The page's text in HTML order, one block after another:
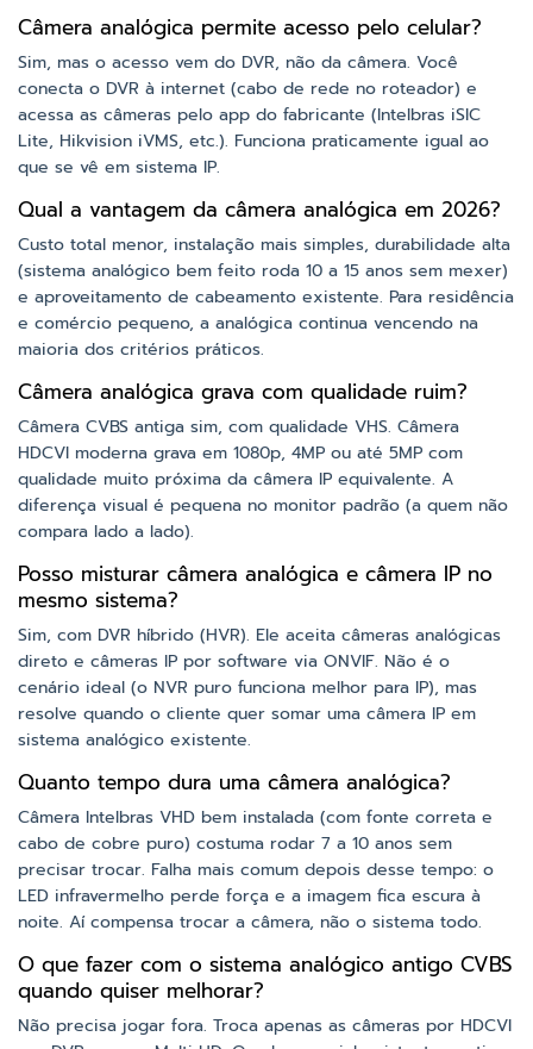
Câmera analógica permite acesso pelo celular?
Sim, mas o acesso vem do DVR, não da câmera. Você
conecta o DVR à internet (cabo de rede no roteador) e
acessa as câmeras pelo app do fabricante (Intelbras iSIC
Lite, Hikvision iVMS, etc.). Funciona praticamente igual ao
que se vê em sistema IP.
Qual a vantagem da câmera analógica em 2026?
Custo total menor, instalação mais simples, durabilidade alta
(sistema analógico bem feito roda 10 a 15 anos sem mexer)
e aproveitamento de cabeamento existente. Para residência
e comércio pequeno, a analógica continua vencendo na
maioria dos critérios práticos.
Câmera analógica grava com qualidade ruim?
Câmera CVBS antiga sim, com qualidade VHS. Câmera
HDCVI moderna grava em 1080p, 4MP ou até 5MP com
qualidade muito próxima da câmera IP equivalente. A
diferença visual é pequena no monitor padrão (a quem não
compara lado a lado).
Posso misturar câmera analógica e câmera IP no
mesmo sistema?
Sim, com DVR híbrido (HVR). Ele aceita câmeras analógicas
direto e câmeras IP por software via ONVIF. Não é o
cenário ideal (o NVR puro funciona melhor para IP), mas
resolve quando o cliente quer somar uma câmera IP em
sistema analógico existente.
Quanto tempo dura uma câmera analógica?
Câmera Intelbras VHD bem instalada (com fonte correta e
cabo de cobre puro) costuma rodar 7 a 10 anos sem
precisar trocar. Falha mais comum depois desse tempo: o
LED infravermelho perde força e a imagem fica escura à
noite. Aí compensa trocar a câmera, não o sistema todo.
O que fazer com o sistema analógico antigo CVBS
quando quiser melhorar?
Não precisa jogar fora. Troca apenas as câmeras por HDCVI